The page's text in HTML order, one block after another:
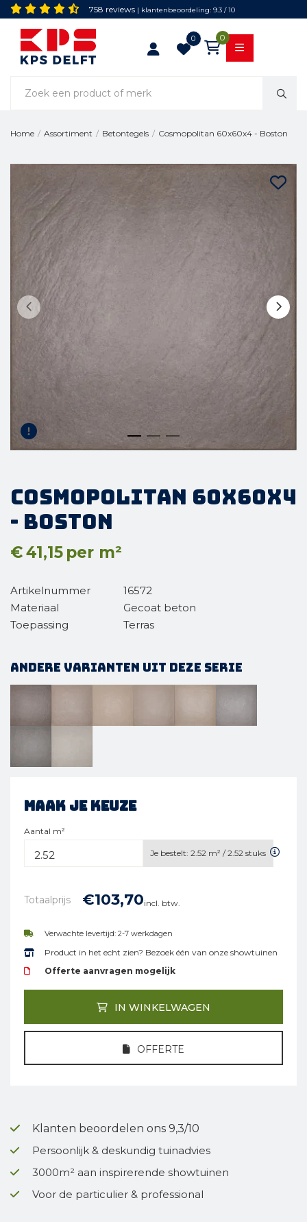
758 reviews | klantenbeoordeling: 9.3 / 10
0 0
Home / Assortiment / Betontegels / Cosmopolitan 60x60x4 - Boston
Cosmopolitan 60x60x4
- Boston
€41,15 per m²
Artikelnummer
16572
Materiaal
Gecoat beton
Toepassing
Terras
Andere varianten uit deze serie
Maak je keuze
Aantal m²
Je bestelt: 2.52 m² /2.52 stuks
Totaalprijs €103,70incl. btw.
Verwachte levertijd: 2-7 werkdagen
Product in het echt zien? Bezoek één van onze showtuinen
Offerte aanvragen mogelijk
IN WINKELWAGEN
OFFERTE
Klanten beoordelen ons 9,3/10
Persoonlijk & deskundig tuinadvies
3000m² aan inspirerende showtuinen
Voor de particulier & professional